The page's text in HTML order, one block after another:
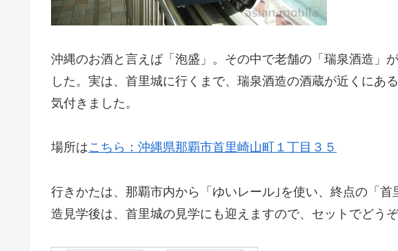
沖縄のお酒と言えば「泡盛」。その中で老舗の「瑞泉酒造」
した。実は、首里城に行くまで、瑞泉酒造の酒蔵が近くにあ
気付きました。
場所はこちら：沖縄県那覇市首里崎山町１丁目３５
行きかたは、那覇市内から「ゆいレール｣を使い、終点の「
造見学後は、首里城の見学にも迎えますので、セットでどうぞ